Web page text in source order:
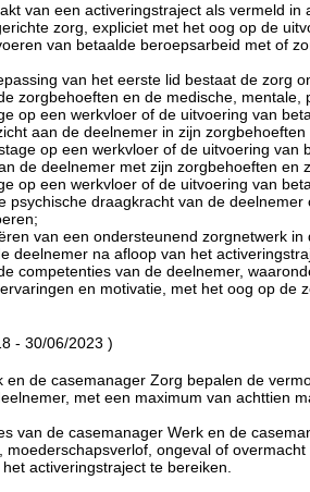
van een activeringstraject als vermeld
zorg, expliciet met het oog op de
van betaalde beroepsarbeid met of
van het eerste lid bestaat de zorg
zorgbehoeften en de medische,
op een werkvloer of de uitvoering van
aan de deelnemer in zijn
op een werkvloer of de uitvoering
de deelnemer met zijn zorgbehoeften
op een werkvloer of de uitvoering van
psychische draagkracht van de
van een ondersteunend zorgnetwerk
deelnemer na afloop van het
competenties van de deelnemer,
en motivatie, met het oog op
- 30/06/2023 )
en de casemanager Zorg bepalen de
met een maximum van achttien
van de casemanager Werk en de
moederschapsverlof, ongeval of
activeringstraject te bereiken.